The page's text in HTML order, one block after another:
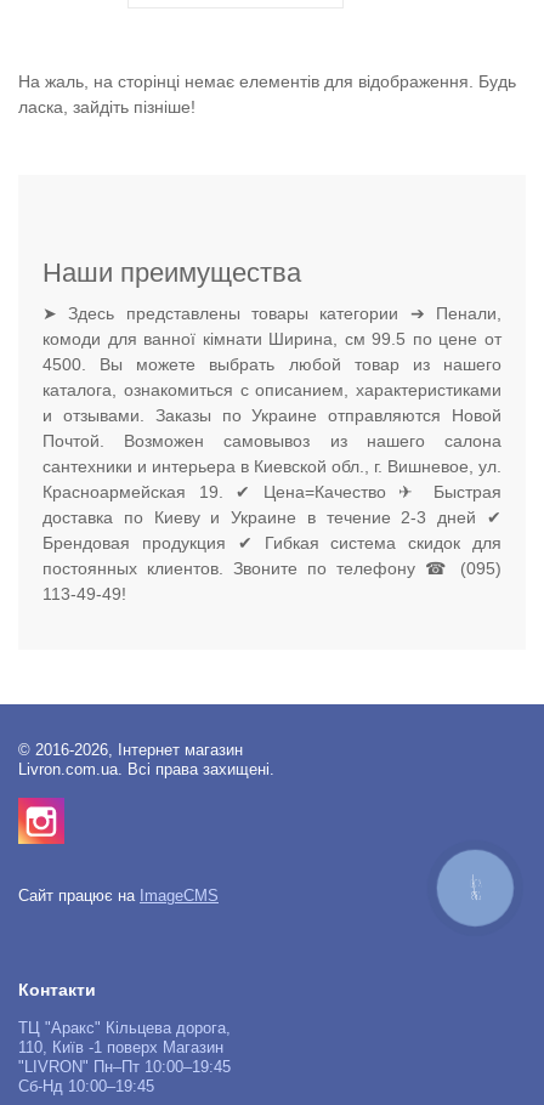
На жаль, на сторінці немає елементів для відображення. Будь
ласка, зайдіть пізніше!
Наши преимущества
➤ Здесь представлены товары категории ➔ Пенали,
комоди для ванної кімнати Ширина, см 99.5 по цене от
4500. Вы можете выбрать любой товар из нашего
каталога, ознакомиться с описанием, характеристиками
и отзывами. Заказы по Украине отправляются Новой
Почтой. Возможен самовывоз из нашего салона
сантехники и интерьера в Киевской обл., г. Вишневое, ул.
Красноармейская 19. ✔ Цена=Качество ✈ Быстрая
доставка по Киеву и Украине в течение 2-3 дней ✔
Брендовая продукция ✔ Гибкая система скидок для
постоянных клиентов. Звоните по телефону ☎ (095)
113-49-49!
© 2016-2026, Інтернет магазин
Livron.com.ua. Всі права захищені.
Сайт працює на ImageCMS
Контакти
ТЦ "Аракс" Кільцева дорога,
110, Київ -1 поверх Магазин
"LIVRON" Пн–Пт 10:00–19:45
Сб-Нд 10:00–19:45
КНОПКА
ЗВ'ЯЗКУ